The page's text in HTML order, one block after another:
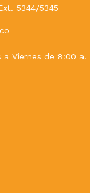
5344/5345
a Viernes de 8:00 a.